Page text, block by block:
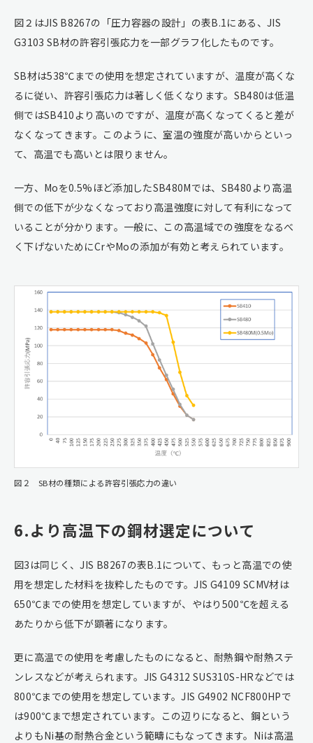
図２はJIS B8267の「圧力容器の設計」の表B.1にある、JIS
G3103 SB材の許容引張応力を一部グラフ化したものです。
SB材は538℃までの使用を想定されていますが、温度が高くな
るに従い、許容引張応力は著しく低くなります。SB480は低温
側ではSB410より高いのですが、温度が高くなってくると差が
なくなってきます。このように、室温の強度が高いからといっ
て、高温でも高いとは限りません。
一方、Moを0.5%ほど添加したSB480Mでは、SB480より高温
側での低下が少なくなっており高温強度に対して有利になって
いることが分かります。一般に、この高温域での強度をなるべ
く下げないためにCrやMoの添加が有効と考えられています。
図２ SB材の種類による許容引張応力の違い
6.より高温下の鋼材選定について
図3は同じく、JIS B8267の表B.1について、もっと高温での使
用を想定した材料を抜粋したものです。JIS G4109 SCMV材は
650℃までの使用を想定していますが、やはり500℃を超える
あたりから低下が顕著になります。
更に高温での使用を考慮したものになると、耐熱鋼や耐熱ステ
ンレスなどが考えられます。JIS G4312 SUS310S-HRなどでは
800℃までの使用を想定しています。JIS G4902 NCF800HPで
は900℃まで想定されています。この辺りになると、鋼という
よりもNi基の耐熱合金という範疇にもなってきます。Niは高温